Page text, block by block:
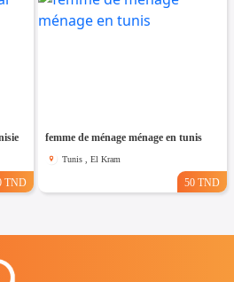
TND
femme de ménage ménage en tunis
Tunis , El Kram
50 TND